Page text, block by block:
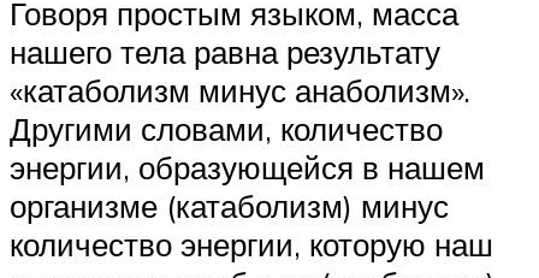
Говоря простым языком, масса
нашего тела равна результату
«катаболизм минус анаболизм».
Другими словами, количество
энергии, образующейся в нашем
организме (катаболизм) минус
количество энергии, которую наш